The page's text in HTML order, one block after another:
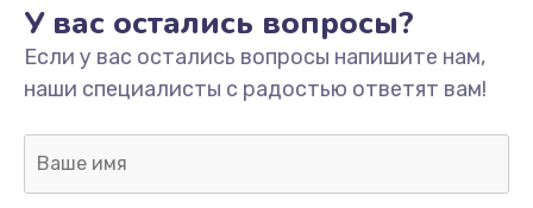
Заказать
Замена клавиатуры
от 1190 руб.
У вас остались вопросы?
Если у вас остались вопросы напишите нам,
наши специалисты с радостью ответят вам!